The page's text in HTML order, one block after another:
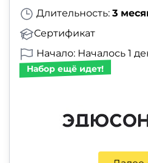
Длительность: 3
Сертификат
Начало: Началось 1
Набор ещё идет!